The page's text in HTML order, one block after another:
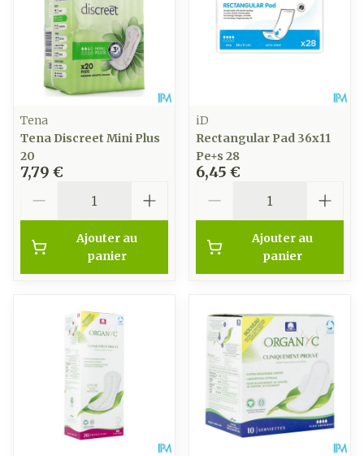
Tena
Tena Discreet Mini Plus
20
7,79 €
Ajouter au
panier
iD
Rectangular Pad 36x11
Pe+s 28
6,45 €
Ajouter au
panier